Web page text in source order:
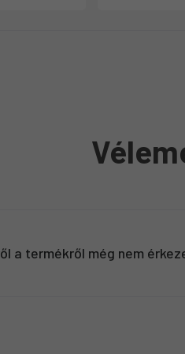
a termékről még nem